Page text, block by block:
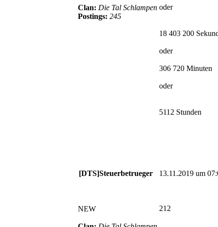
Clan: Die Tal Schlampen
Postings: 245
oder
18 403 200
oder
306 720 Minuten
oder
5112 Stunden
[DTS]Steuerbetrueger 13.11.2019 um
NEW 212